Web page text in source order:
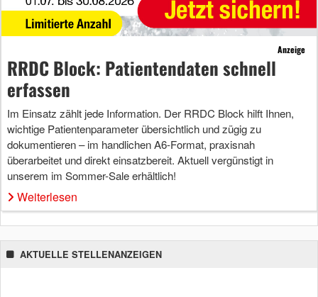
Anzeige
RRDC Block: Patientendaten schnell
erfassen
Im Einsatz zählt jede Information. Der RRDC Block hilft Ihnen,
wichtige Patientenparameter übersichtlich und zügig zu
dokumentieren – im handlichen A6-Format, praxisnah
überarbeitet und direkt einsatzbereit. Aktuell vergünstigt in
unserem im Sommer-Sale erhältlich!
Weiterlesen
AKTUELLE STELLENANZEIGEN